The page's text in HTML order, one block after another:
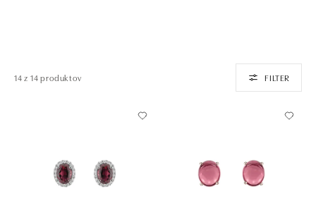
14 z 14 produktov FILTER